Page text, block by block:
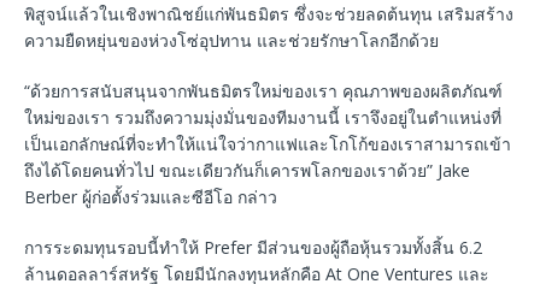
พิสูจน์แล้วในเชิงพาณิชย์แก่พันธมิตร ซึ่งจะช่วยลดต้นทุน เสริมสร้าง
ความยืดหยุ่นของห่วงโซ่อุปทาน และช่วยรักษาโลกอีกด้วย
“ด้วยการสนับสนุนจากพันธมิตรใหม่ของเรา คุณภาพของผลิตภัณฑ์
ใหม่ของเรา รวมถึงความมุ่งมั่นของทีมงานนี้ เราจึงอยู่ในตำแหน่งที่
เป็นเอกลักษณ์ที่จะทำให้แน่ใจว่ากาแฟและโกโก้ของเราสามารถเข้า
ถึงได้โดยคนทั่วไป ขณะเดียวกันก็เคารพโลกของเราด้วย” Jake
Berber ผู้ก่อตั้งร่วมและซีอีโอ กล่าว
การระดมทุนรอบนี้ทำให้ Prefer มีส่วนของผู้ถือหุ้นรวมทั้งสิ้น 6.2
ล้านดอลลาร์สหรัฐ โดยมีนักลงทุนหลักคือ At One Ventures และ